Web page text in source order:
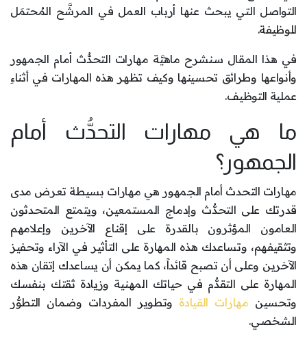
التواصل التي يبحث عنها أرباب العمل في المرشَّح المُحتمَل
للوظيفة.
في هذا المقال سنشرح ماهيَّة مهارات التحدُّث أمام الجمهور
وأنواعها وطرائق تحسينها وكيف تظهر هذه المهارات في أثناءِ
عملية التوظيف.
ما هي مهارات التحدُّث أمام
الجمهور؟
مهارات التحدث أمام الجمهور هي مهارات بسيطة تعرض مدى
قدرتك على التحدُّث وإدماج المستمعين، ويتمتع المتحدثون
العامون المؤثرون بالقدرة على إقناع الآخرين وإعلامهم
وتثقيفهم، وتساعدك هذه المهارة على التأثير في الآراء وتحفيز
الآخرين وعلى أن تصبح قائداً، كما يمكن أن يساعدك إتقان هذه
المهارة على التقدُّم في حياتك المهنية وزيادة ثقتك بنفسك
وتحسين مهارات القيادة وتطوير المفردات وضمان التطوُّر
الشخصي.